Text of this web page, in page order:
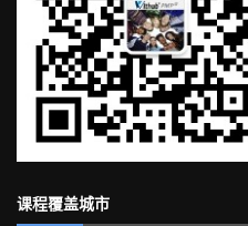
课程覆盖城市